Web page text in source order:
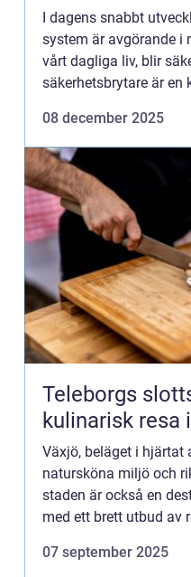
I dagens snabbt
system är avgörande i
vårt dagliga liv, blir
säkerhetsbrytare är en
08 december 2025
Teleborgs
kulinarisk resa
Växjö, beläget i hjärtat
natursköna miljö och
staden är också en
med ett brett utbud av
07 september 2025